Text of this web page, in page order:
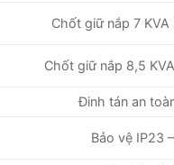
Chốt giữ nắp 7 KVA
Chốt giữ nắp 8,5
Đinh tán an
Bảo vệ IP23